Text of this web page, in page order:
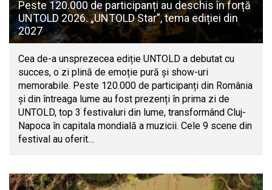
Peste 120.000 de participanți au deschis în forță
UNTOLD 2026. „UNTOLD Star”, tema ediției din
2027
Cea de-a unsprezecea ediție UNTOLD a debutat cu
succes, o zi plină de emoție pură și show-uri
memorabile. Peste 120.000 de participanți din România
și din întreaga lume au fost prezenți în prima zi de
UNTOLD, top 3 festivaluri din lume, transformând Cluj-
Napoca în capitala mondială a muzicii. Cele 9 scene din
festival au oferit…